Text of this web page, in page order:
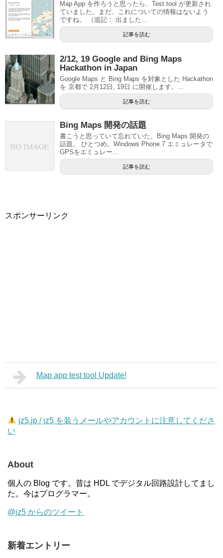
Map App を作ろうと思ったら、Test tool が更新され
ていました。まだ、これについての情報はないよう
ですね。 （追記： 出ました...
記事を読む
2/12, 19 Google and Bing Maps
Hackathon in Japan
Google Maps と Bing Maps を対象とした Hackathon
を 京都で 2月12日, 19日 に開催します。...
記事を読む
Bing Maps 開発の話題
書こうと思っていて忘れていた。Bing Maps 開発の
話題。 ひとつめ。Windows Phone 7 エミュレータで
GPSをエミュレー...
記事を読む
スポンサーリンク
Map app test tool Update!
jz5.jp / jz5 を装うメールやアカウントに注意してくださ
い
About
個人の Blog です。昔は HDL でデジタル回路設計してまし
た。今はプログラマー。
@jz5 からのツイート
新着エントリー